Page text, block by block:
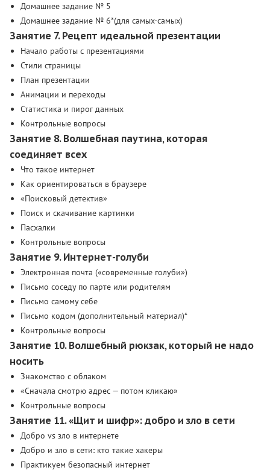
Домашнее задание № 5
Домашнее задание № 6*(для самых-самых)
Занятие 7. Рецепт идеальной презентации
Начало работы с презентациями
Стили страницы
План презентации
Анимации и переходы
Статистика и пирог данных
Контрольные вопросы
Занятие 8. Волшебная паутина, которая
соединяет всех
Что такое интернет
Как ориентироваться в браузере
«Поисковый детектив»
Поиск и скачивание картинки
Пасхалки
Контрольные вопросы
Занятие 9. Интернет-голуби
Электронная почта («современные голуби»)
Письмо соседу по парте или родителям
Письмо самому себе
Письмо кодом (дополнительный материал)*
Контрольные вопросы
Занятие 10. Волшебный рюкзак, который не надо
носить
Знакомство с облаком
«Сначала смотрю адрес — потом кликаю»
Контрольные вопросы
Занятие 11. «Щит и шифр»: добро и зло в сети
Добро vs зло в интернете
Добро и зло в сети: кто такие хакеры
Практикуем безопасный интернет